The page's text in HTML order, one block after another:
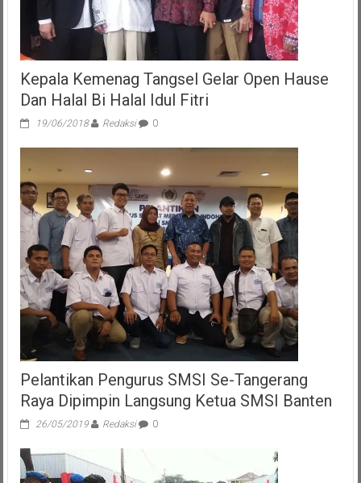
Kepala Kemenag Tangsel Gelar Open Hause
Dan Halal Bi Halal Idul Fitri
19/06/2018 Redaksi 0
Pelantikan Pengurus SMSI Se-Tangerang
Raya Dipimpin Langsung Ketua SMSI Banten
26/05/2019 Redaksi 0